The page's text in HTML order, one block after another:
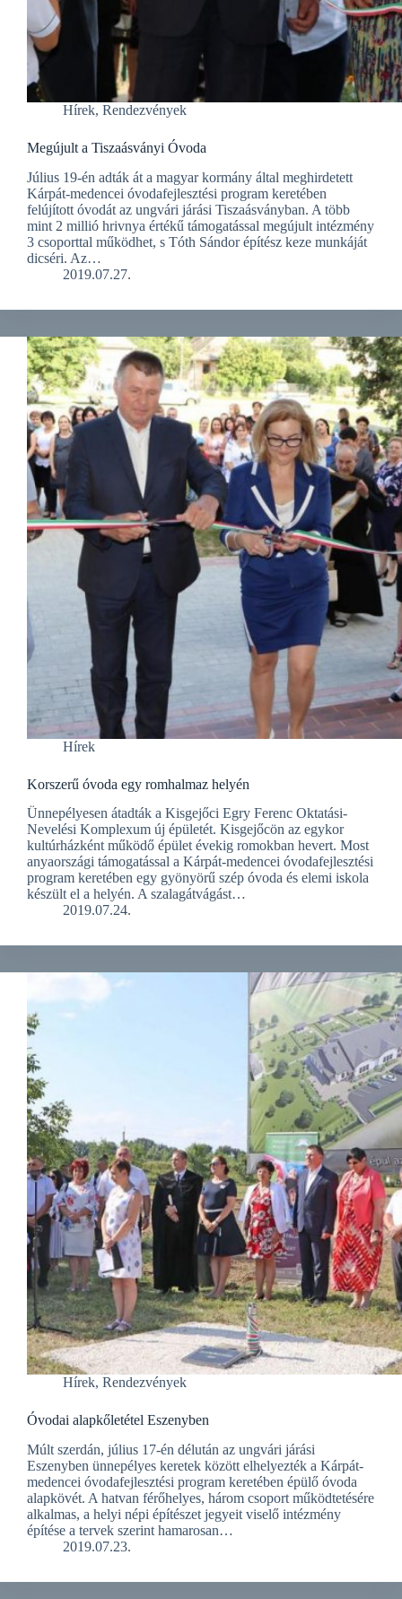
Hírek, Rendezvények
Megújult a Tiszaásványi Óvoda
Július 19-én adták át a magyar kormány által meghirdetett
Kárpát-medencei óvodafejlesztési program keretében
felújított óvodát az ungvári járási Tiszaásványban. A több
mint 2 millió hrivnya értékű támogatással megújult intézmény
3 csoporttal működhet, s Tóth Sándor építész keze munkáját
dicséri. Az…
2019.07.27.
Hírek
Korszerű óvoda egy romhalmaz helyén
Ünnepélyesen átadták a Kisgejőci Egry Ferenc Oktatási-
Nevelési Komplexum új épületét. Kisgejőcön az egykor
kultúrházként működő épület évekig romokban hevert. Most
anyaországi támogatással a Kárpát-medencei óvodafejlesztési
program keretében egy gyönyörű szép óvoda és elemi iskola
készült el a helyén. A szalagátvágást…
2019.07.24.
Hírek, Rendezvények
Óvodai alapkőletétel Eszenyben
Múlt szerdán, július 17-én délután az ungvári járási
Eszenyben ünnepélyes keretek között elhelyezték a Kárpát-
medencei óvodafejlesztési program keretében épülő óvoda
alapkövét. A hatvan férőhelyes, három csoport működtetésére
alkalmas, a helyi népi építészet jegyeit viselő intézmény
építése a tervek szerint hamarosan…
2019.07.23.